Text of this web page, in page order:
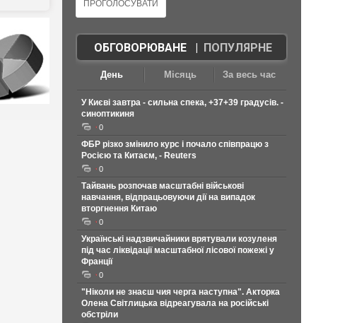
ОБГОВОРЮВАНЕ| ПОПУЛЯРНЕ
День Місяць За весь час
У Києві завтра - сильна спека, +37+39 градусів. -
синоптикиня
0
ФБР різко змінило курс і почало співпрацю з
Росією та Китаєм, - Reuters
0
Тайвань розпочав масштабні військові
навчання, відпрацьовуючи дії на випадок
вторгнення Китаю
0
Українські надзвичайники врятували козуленя
під час ліквідації масштабної лісової пожежі у
Франції
0
"Ніколи не знаєш чия черга наступна". Акторка
Олена Світлицька відреагувала на російські
обстріли